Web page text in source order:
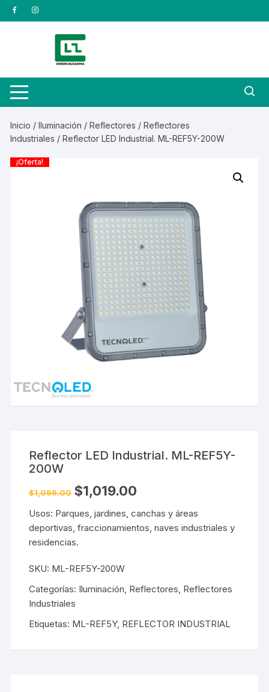
Saltar
al
Inicio /Iluminación /Reflectores /Reflectores
Industriales / Reflector LED Industrial. ML-REF5Y-200W
¡Oferta!
Reflector LED Industrial. ML-REF5Y-
200W
$1,099.00 $1,019.00
Usos: Parques, jardines, canchas y áreas
deportivas, fraccionamientos, naves industriales y
residencias.
SKU: ML-REF5Y-200W
Categorías: Iluminación Reflectores Reflectores
Industriales
Etiquetas: ML-REF5Y, REFLECTOR INDUSTRIAL